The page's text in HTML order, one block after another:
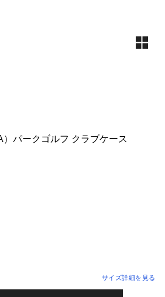
パークゴルフ クラブケース
サイズ詳細を見る